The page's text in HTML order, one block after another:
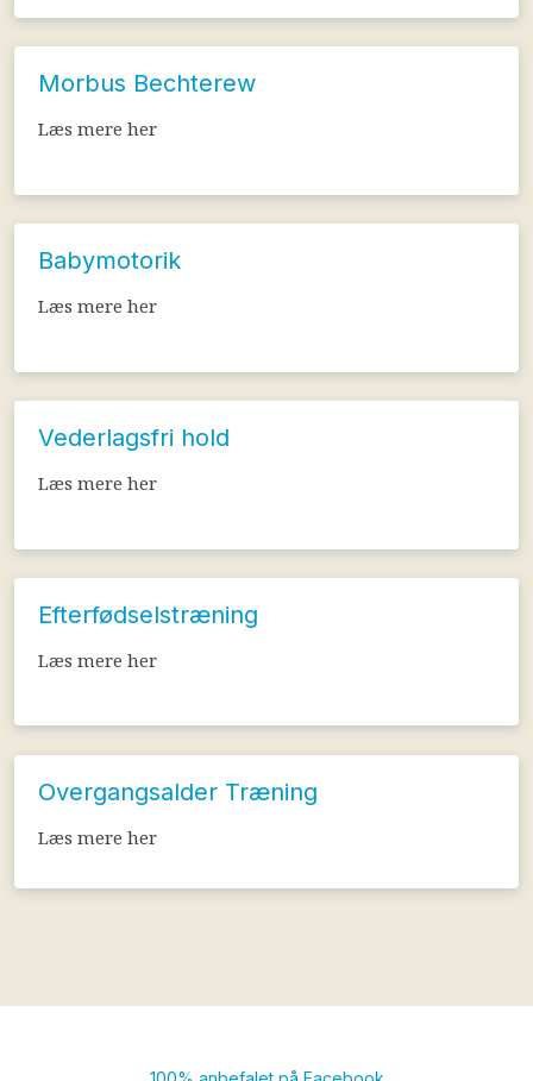
Morbus Bechterew
Læs mere her​
Babymotorik
Læs mere her​
Vederlagsfri hold
Læs mere her​
Efterfødselstræning
Læs mere her​
Overgangsalder Træning
Læs mere her​